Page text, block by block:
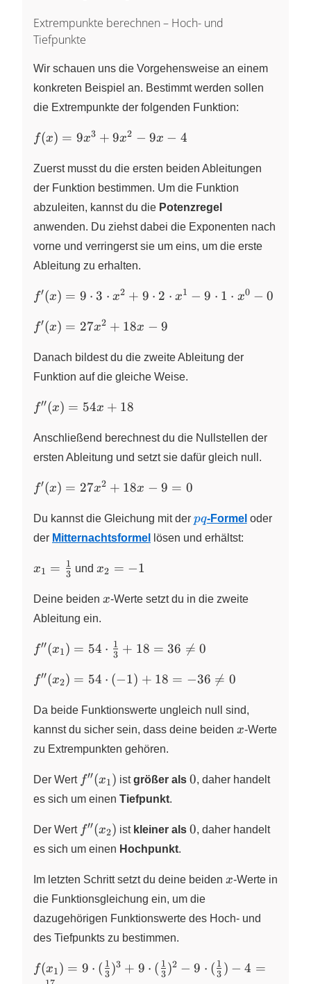
Extrempunkte berechnen – Hoch- und
Tiefpunkte
Wir schauen uns die Vorgehensweise an einem
konkreten Beispiel an. Bestimmt werden sollen
die Extrempunkte der folgenden Funktion:
f(x) =
+
9x^{2}
- 9x - 4
f(x) = 9x3 + 9x2 − 9x − 4
Zuerst musst du die ersten beiden Ableitungen
der Funktion bestimmen. Um die Funktion
abzuleiten, kannst du die Potenzregel
anwenden. Du ziehst dabei die Exponenten nach
vorne und verringerst sie um eins, um die erste
Ableitung zu erhalten.
f^\prime(x)
\cdot
\cdot 2
\cdot
\cdot 1
x^{0} - 0
f′(x) = 9 ⋅ 3 ⋅ x2 + 9 ⋅ 2 ⋅ x1 − 9 ⋅ 1 ⋅ x0 − 0
f^\prime(x)
+ 18x - 9
f′(x) = 27x2 + 18x − 9
Danach bildest du die zweite Ableitung der
Funktion auf die gleiche Weise.
f^{\prime\prime}
f′′(x) = 54x + 18
Anschließend berechnest du die Nullstellen der
ersten Ableitung und setzt sie dafür gleich null.
f^\prime(x)
+ 18x - 9 =
0
f′(x) = 27x2 + 18x − 9 = 0
Du kannst die Gleichung mit der pq
pq-Formel oder
der Mitternachtsformel lösen und erhältst:
x_{1} =
\frac{1}
{3}
x1 = 3
1 undx_{2}=
x2 = −1
Deine beiden x
x-Werte setzt du in die zweite
Ableitung ein.
f^{\prime\prime}
\cdot \frac{1}
\neq 0
f′′(x1) = 54 ⋅ 3
1 + 18 = 36 
= 0
f^{\prime\prime}
\cdot (-1) + 18 =
-36 \neq 0
f′′(x2) = 54 ⋅ (−1) + 18 = −36 
= 0
Da beide Funktionswerte ungleich null sind,
kannst du sicher sein, dass deine beiden x
x-Werte
zu Extrempunkten gehören.
Der Wert f^{\prime\prime}
(x_{1})
f′′(x1) istgrößer als0
0, daher handelt
es sich um einen Tiefpunkt.
Der Wert f^{\prime\prime}
(x_{2})
f′′(x2) ist kleiner als0
0, daher handelt
es sich um einen Hochpunkt.
Im letzten Schritt setzt du deine beiden x
x-Werte in
die Funktionsgleichung ein, um die
dazugehörigen Funktionswerte des Hoch- und
des Tiefpunkts zu bestimmen.
f(x_{1})
f(x1) = 9 ⋅ ( 3
1 )3 + 9 ⋅ ( 3
1 )2 − 9 ⋅ ( 3
1 ) − 4 =